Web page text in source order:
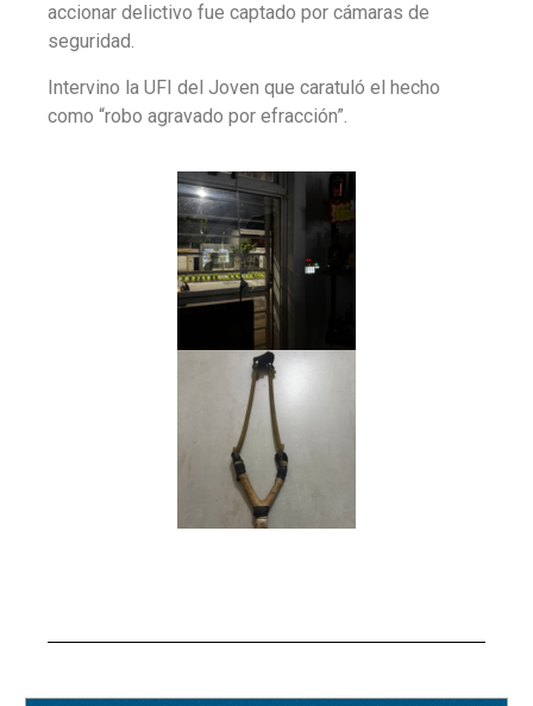
accionar delictivo fue captado por cámaras de
seguridad.
Intervino la UFI del Joven que caratuló el hecho
como “robo agravado por efracción”.